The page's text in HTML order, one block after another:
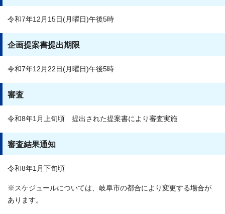
令和7年12月15日(月曜日)午後5時
企画提案書提出期限
令和7年12月22日(月曜日)午後5時
審査
令和8年1月上旬頃 提出された提案書により審査実施
審査結果通知
令和8年1月下旬頃
※スケジュールについては、岐阜市の都合により変更する場合が
あります。